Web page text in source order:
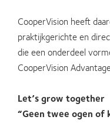
CooperVision heeft
praktijkgerichte en
die een onderdeel
CooperVision
Let’s grow together
“Geen twee ogen